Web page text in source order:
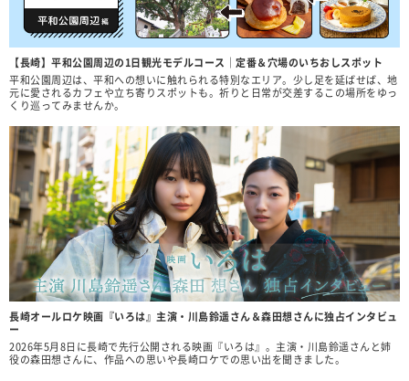
【長崎】平和公園周辺の1日観光モデルコース｜定番＆穴場のいちおしスポット
平和公園周辺は、平和への想いに触れられる特別なエリア。少し足を延ばせば、地
元に愛されるカフェや立ち寄りスポットも。祈りと日常が交差するこの場所をゆっ
くり巡ってみませんか。
長崎オールロケ映画『いろは』主演・川島鈴遥さん＆森田想さんに独占インタビュ
ー
2026年5月8日に長崎で先行公開される映画『いろは』。主演・川島鈴遥さんと姉
役の森田想さんに、作品への思いや長崎ロケでの思い出を聞きました。